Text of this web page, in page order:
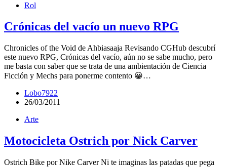
Rol
Crónicas del vacío un nuevo RPG
Chronicles of the Void de Ahbiasaaja Revisando CGHub descubrí
este nuevo RPG, Crónicas del vacío, aún no se sabe mucho, pero
me basta con saber que se trata de una ambientación de Ciencia
Ficción y Mechs para ponerme contento 😀…
Lobo7922
26/03/2011
Arte
Motocicleta Ostrich por Nick Carver
Ostrich Bike por Nike Carver Ni te imaginas las patadas que pega